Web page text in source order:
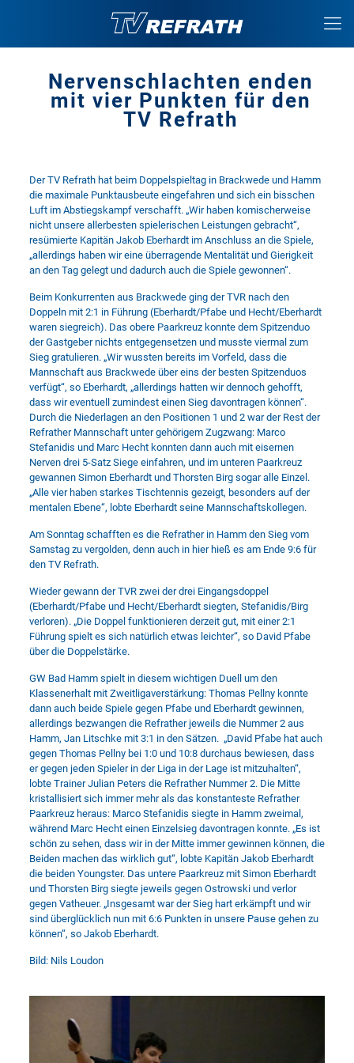
Nervenschlachten enden
mit vier Punkten für den
TV Refrath
Der TV Refrath hat beim Doppelspieltag in Brackwede und Hamm
die maximale Punktausbeute eingefahren und sich ein bisschen
Luft im Abstiegskampf verschafft. „Wir haben komischerweise
nicht unsere allerbesten spielerischen Leistungen gebracht“,
resümierte Kapitän Jakob Eberhardt im Anschluss an die Spiele,
„allerdings haben wir eine überragende Mentalität und Gierigkeit
an den Tag gelegt und dadurch auch die Spiele gewonnen“.
Beim Konkurrenten aus Brackwede ging der TVR nach den
Doppeln mit 2:1 in Führung (Eberhardt/Pfabe und Hecht/Eberhardt
waren siegreich). Das obere Paarkreuz konnte dem Spitzenduo
der Gastgeber nichts entgegensetzen und musste viermal zum
Sieg gratulieren. „Wir wussten bereits im Vorfeld, dass die
Mannschaft aus Brackwede über eins der besten Spitzenduos
verfügt“, so Eberhardt, „allerdings hatten wir dennoch gehofft,
dass wir eventuell zumindest einen Sieg davontragen können“.
Durch die Niederlagen an den Positionen 1 und 2 war der Rest der
Refrather Mannschaft unter gehörigem Zugzwang: Marco
Stefanidis und Marc Hecht konnten dann auch mit eisernen
Nerven drei 5-Satz Siege einfahren, und im unteren Paarkreuz
gewannen Simon Eberhardt und Thorsten Birg sogar alle Einzel.
„Alle vier haben starkes Tischtennis gezeigt, besonders auf der
mentalen Ebene“, lobte Eberhardt seine Mannschaftskollegen.
Am Sonntag schafften es die Refrather in Hamm den Sieg vom
Samstag zu vergolden, denn auch in hier hieß es am Ende 9:6 für
den TV Refrath.
Wieder gewann der TVR zwei der drei Eingangsdoppel
(Eberhardt/Pfabe und Hecht/Eberhardt siegten, Stefanidis/Birg
verloren). „Die Doppel funktionieren derzeit gut, mit einer 2:1
Führung spielt es sich natürlich etwas leichter“, so David Pfabe
über die Doppelstärke.
GW Bad Hamm spielt in diesem wichtigen Duell um den
Klassenerhalt mit Zweitligaverstärkung: Thomas Pellny konnte
dann auch beide Spiele gegen Pfabe und Eberhardt gewinnen,
allerdings bezwangen die Refrather jeweils die Nummer 2 aus
Hamm, Jan Litschke mit 3:1 in den Sätzen. „David Pfabe hat auch
gegen Thomas Pellny bei 1:0 und 10:8 durchaus bewiesen, dass
er gegen jeden Spieler in der Liga in der Lage ist mitzuhalten“,
lobte Trainer Julian Peters die Refrather Nummer 2. Die Mitte
kristallisiert sich immer mehr als das konstanteste Refrather
Paarkreuz heraus: Marco Stefanidis siegte in Hamm zweimal,
während Marc Hecht einen Einzelsieg davontragen konnte. „Es ist
schön zu sehen, dass wir in der Mitte immer gewinnen können, die
Beiden machen das wirklich gut“, lobte Kapitän Jakob Eberhardt
die beiden Youngster. Das untere Paarkreuz mit Simon Eberhardt
und Thorsten Birg siegte jeweils gegen Ostrowski und verlor
gegen Vatheuer. „Insgesamt war der Sieg hart erkämpft und wir
sind überglücklich nun mit 6:6 Punkten in unsere Pause gehen zu
können“, so Jakob Eberhardt.
Bild: Nils Loudon